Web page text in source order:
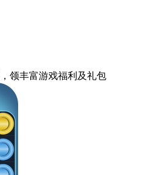
，领丰富游戏福利 及礼包